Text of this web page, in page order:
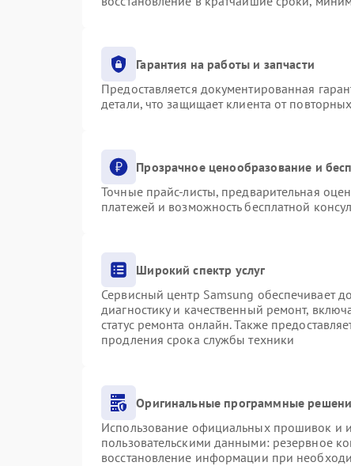
Гарантия на работы и запчасти
Предоставляется документированная
детали, что защищает клиента от
Прозрачное ценообразование и
Точные прайс-листы, предварительная
платежей и возможность бесплатной
Широкий спектр услуг
Сервисный центр Samsung обеспечивает
диагностику и качественный ремонт,
статус ремонта онлайн. Также
продления срока службы техники
Оригинальные программные
Использование официальных прошивок и
пользовательскими данными: резервное
восстановление информации при